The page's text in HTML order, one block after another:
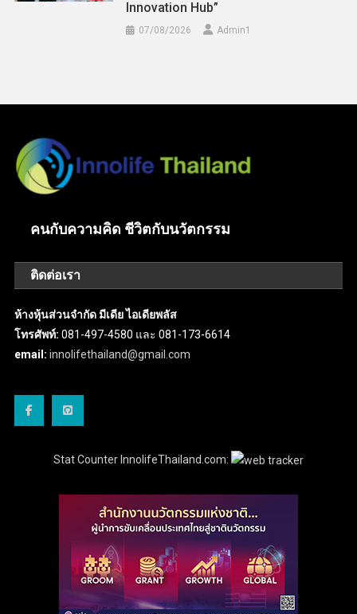
Innovation Hub”
07/08/2026 Admin​1
คนกับความคิด ชีวิตกับนวัตกรรม
ติดต่อเรา
ห้างหุ้นส่วนจำกัด มีเดีย ไอเดียพลัส
โทรศัพท์: 081-497-4580 และ 081-173-6614
email: innolifethailand@gmail.com
Stat Counter InnolifeThailand.com: